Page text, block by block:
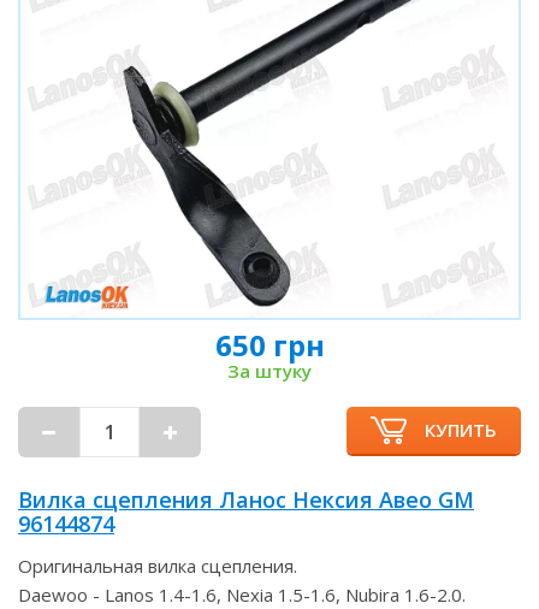
650 грн
За штуку
КУПИТЬ
Вилка сцепления Ланос Нексия Авео GM
96144874
Оригинальная вилка сцепления.
Daewoo - Lanos 1.4-1.6, Nexia 1.5-1.6, Nubira 1.6-2.0.